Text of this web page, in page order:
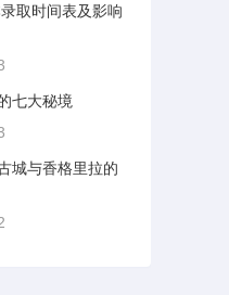
取时间表及影响
七大秘境
城与香格里拉的